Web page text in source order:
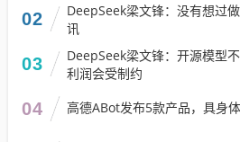
02
DeepSeek梁文锋：没有想过
讯
03
DeepSeek梁文锋：开源模型
利润会受制约
04 高德ABot发布5款产品，具身